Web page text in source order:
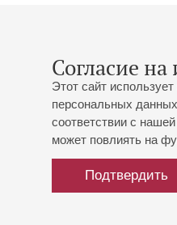
Согласие на
Этот сайт
персональных
соответствии с нашей
может повлиять на
Подтвердить